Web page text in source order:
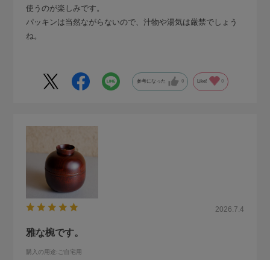
使うのが楽しみです。
パッキンは当然ながらないので、汁物や湯気は厳禁でしょう
ね。
参考になった 0 Like! 0
2026.7.4
雅な椀です。
購入の用途:ご自宅用